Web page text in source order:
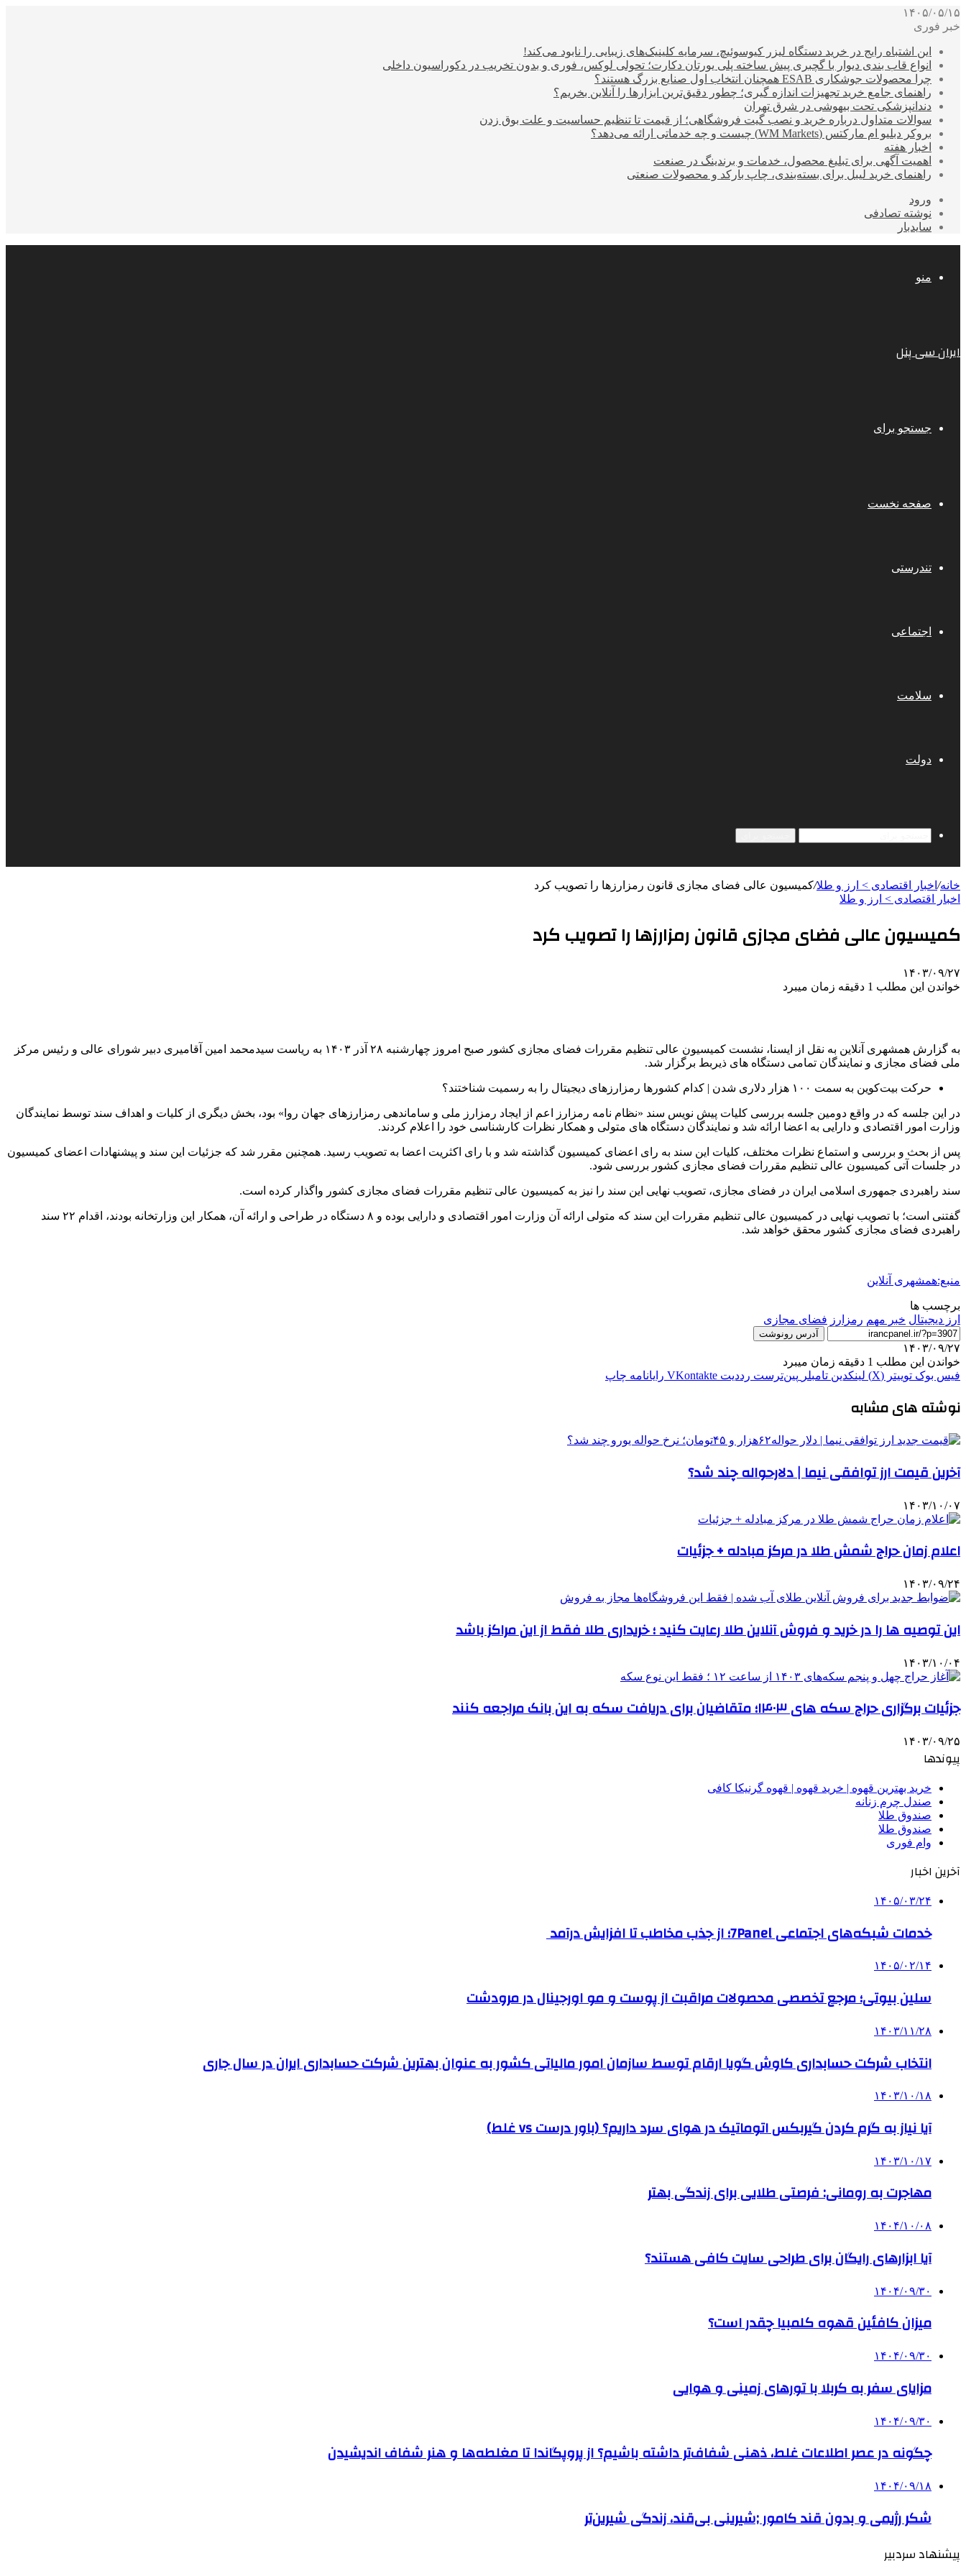
۱۴۰۵/۰۵/۱۵
خبر فوری
این اشتباه رایج در خرید دستگاه لیزر کیوسوئیچ، سرمایه کلینیک‌های زیبایی را نابود می‌کند!
انواع قاب بندی دیوار با گچبری پیش ساخته پلی یورتان دکارت؛ تحولی لوکس، فوری و بدون تخریب در دکوراسیون داخلی
چرا محصولات جوشکاری ESAB همچنان انتخاب اول صنایع بزرگ هستند؟
راهنمای جامع خرید تجهیزات اندازه گیری؛ چطور دقیق‌ترین ابزارها را آنلاین بخریم؟
دندانپزشکی تحت بیهوشی در شرق تهران
سوالات متداول درباره خرید و نصب گیت فروشگاهی؛ از قیمت تا تنظیم حساسیت و علت بوق زدن
بروکر دبلیو ام مارکتس (WM Markets) چیست و چه خدماتی ارائه می‌دهد؟
اخبار هفته
اهمیت آگهی برای تبلیغ محصول، خدمات و برندینگ در صنعت
راهنمای خرید لیبل برای بسته‌بندی، چاپ بارکد و محصولات صنعتی
ورود
نوشته تصادفی
سایدبار
منو
ایران سی پنل
جستجو برای
صفحه نخست
تندرستی
اجتماعی
سلامت
دولت
خانه/ اخبار اقتصادی > ارز و طلا/کمیسیون عالی فضای مجازی قانون رمزارزها را تصویب کرد
اخبار اقتصادی > ارز و طلا
کمیسیون عالی فضای مجازی قانون رمزارزها را تصویب کرد
۱۴۰۳/۰۹/۲۷
خواندن این مطلب 1 دقیقه زمان میبرد
به گزارش همشهری آنلاین به نقل از ایسنا، نشست کمیسیون عالی تنظیم مقررات فضای مجازی کشور صبح امروز چهارشنبه ۲۸ آذر ۱۴۰۳ به ریاست سیدمحمد امین آقامیری دبیر شورای عالی و رئیس مرکز
ملی فضای مجازی و نمایندگان تمامی دستگاه های ذیربط برگزار شد.
حرکت بیت‌کوین به سمت ۱۰۰ هزار دلاری شدن | کدام کشورها رمزارزهای دیجیتال را به رسمیت شناختند؟
در این جلسه که در واقع دومین جلسه بررسی کلیات پیش نویس سند «نظام نامه رمزارز اعم از ایجاد رمزارز ملی و ساماندهی رمزارزهای جهان روا» بود، بخش دیگری از کلیات و اهداف سند توسط نمایندگان
وزارت امور اقتصادی و دارایی به اعضا ارائه شد و نمایندگان دستگاه های متولی و همکار نظرات کارشناسی خود را اعلام کردند.
پس از بحث و بررسی و استماع نظرات مختلف، کلیات این سند به رای اعضای کمیسیون گذاشته شد و با رای اکثریت اعضا به تصویب رسید. همچنین مقرر شد که جزئیات این سند و پیشنهادات اعضای کمیسیون
در جلسات آتی کمیسیون عالی تنظیم مقررات فضای مجازی کشور بررسی شود.
سند راهبردی جمهوری اسلامی ایران در فضای مجازی، تصویب نهایی این سند را نیز به کمیسیون عالی تنظیم مقررات فضای مجازی کشور واگذار کرده است.
گفتنی است؛ با تصویب نهایی در کمیسیون عالی تنظیم مقررات این سند که متولی ارائه آن وزارت امور اقتصادی و دارایی بوده و ۸ دستگاه در طراحی و ارائه آن، همکار این وزارتخانه بودند، اقدام ۲۲ سند
راهبردی فضای مجازی کشور محقق خواهد شد.
منبع:همشهری آنلاین
برچسب ها
ارز دیجیتال خبر مهم رمزارز فضاى مجازى
آدرس رونوشت
۱۴۰۳/۰۹/۲۷
خواندن این مطلب 1 دقیقه زمان میبرد
فیس بوک توییتر (X) لینکدین ‫تامبلر ‫پین‌ترست ‫رددیت ‫VKontakte رایانامه چاپ
نوشته های مشابه
آخرین قیمت ارز توافقی نیما | دلارحواله چند شد؟
۱۴۰۳/۱۰/۰۷
اعلام زمان حراج شمش طلا در مرکز مبادله + جزئیات
۱۴۰۳/۰۹/۲۴
این توصیه ها را در خرید و فروش آنلاین طلا رعایت کنید ؛ خریداری طلا فقط از این مراکز باشد
۱۴۰۳/۱۰/۰۴
جزئیات برگزاری حراج سکه های ۱۴۰۳؛ متقاضیان برای دریافت سکه به این بانک مراجعه کنند
۱۴۰۳/۰۹/۲۵
پیوندها
خرید بهترین قهوه | خرید قهوه | قهوه گرنیکا کافی
صندل چرم زنانه
صندوق طلا
صندوق طلا
وام فوری
آخرین اخبار
۱۴۰۵/۰۳/۲۴
خدمات شبکه‌های اجتماعی 7Panel؛ از جذب مخاطب تا افزایش درآمد
۱۴۰۵/۰۲/۱۴
سلین بیوتی؛ مرجع تخصصی محصولات مراقبت از پوست و مو اورجینال در مرودشت
۱۴۰۳/۱۱/۲۸
انتخاب شرکت حسابداری کاوش گویا ارقام توسط سازمان امور مالیاتی کشور به عنوان بهترین شرکت حسابداری ایران در سال جاری
۱۴۰۳/۱۰/۱۸
آیا نیاز به گرم کردن گیربکس اتوماتیک در هوای سرد داریم؟ (باور درست vs غلط)
۱۴۰۳/۱۰/۱۷
مهاجرت به رومانی: فرصتی طلایی برای زندگی بهتر
۱۴۰۴/۱۰/۰۸
آیا ابزارهای رایگان برای طراحی سایت کافی هستند؟
۱۴۰۴/۰۹/۳۰
میزان کافئین قهوه کلمبیا چقدر است؟
۱۴۰۴/۰۹/۳۰
مزایای سفر به کربلا با تورهای زمینی و هوایی
۱۴۰۴/۰۹/۳۰
چگونه در عصر اطلاعات غلط، ذهنی شفاف‌تر داشته باشیم؟ از پروپگاندا تا مغلطه‌ها و هنر شفاف اندیشیدن
۱۴۰۴/۰۹/۱۸
شکر رژیمی و بدون قند کامور ;شیرینی بی‌قند، زندگی شیرین‌تر
پیشنهاد سردبیر